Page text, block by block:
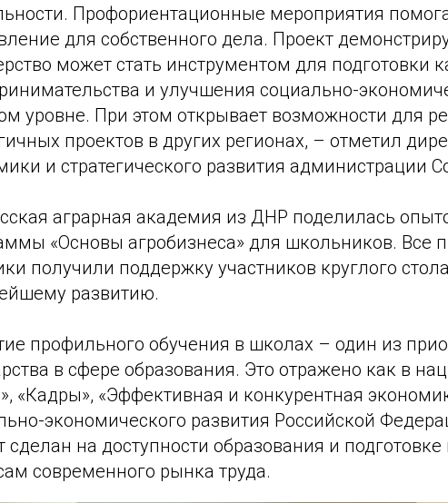
Профориентационные мероприятия
для собственного дела. Проект
может стать инструментом для подготовки
и улучшения социально-
уровне. При этом открывает возможности для
проектов в других регионах, – отметил
и стратегического развития администрации
аграрная академия из ДНР поделилась
«Основы агробизнеса» для школьников. Все
получили поддержку участников круглого
развитию.
профильного обучения в школах – один из
в сфере образования. Это отражено как в
«Кадры», «Эффективная и конкурентная
экономического развития Российской
сделан на доступности образования и
современного рынка труда.